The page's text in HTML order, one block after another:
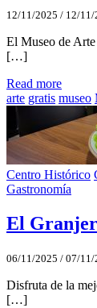
12/11/2025 / 12/11/
El Museo de
[…]
Read more
arte gratis museo
Centro Histórico
Gastronomía
El
06/11/2025 / 07/11/
Disfruta de la
[…]